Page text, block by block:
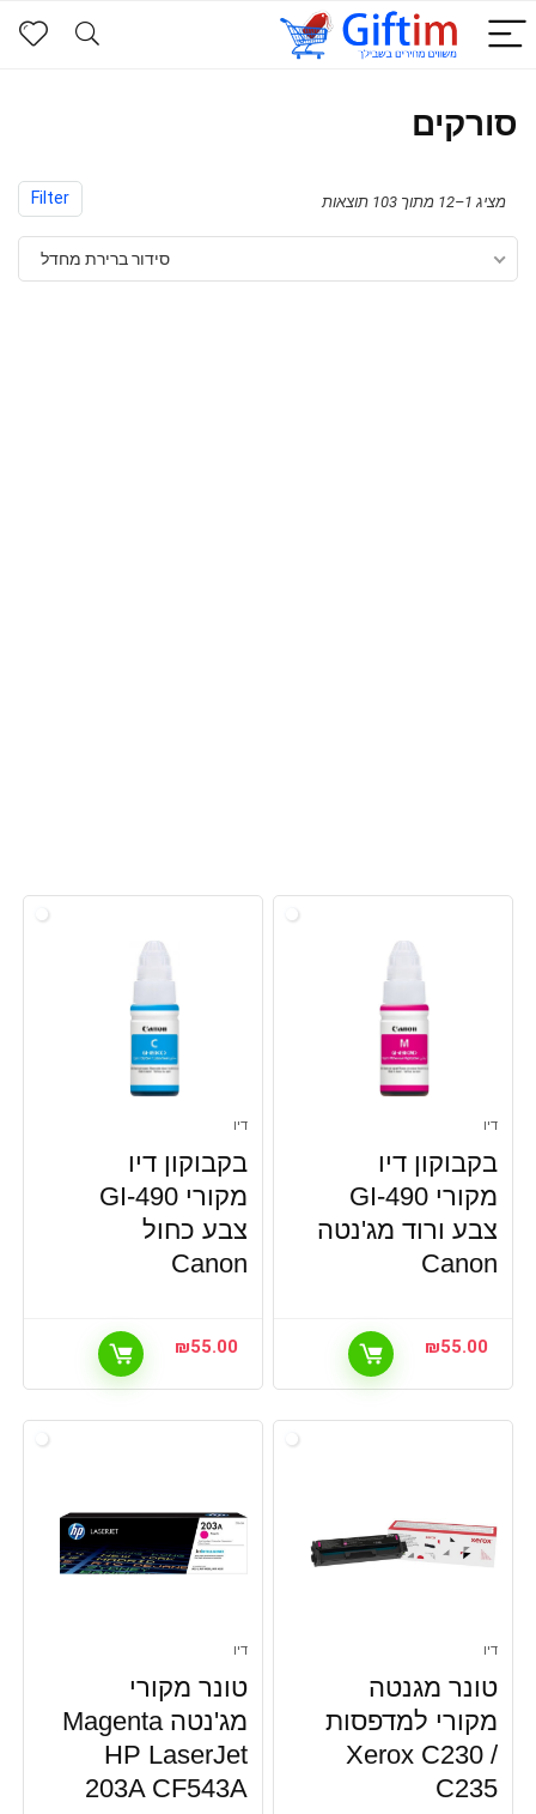
סורקים
Filter מציג 1–12 מתוך 103 תוצאות
סידור ברירת מחדל
דיו
בקבוקון דיו
מקורי GI-490
צבע ורוד מג'נטה
Canon
₪55.00
דיו
בקבוקון דיו
מקורי GI-490
צבע כחול
Canon
₪55.00
דיו
טונר מגנטה
מקורי למדפסות
Xerox C230 /
C235
דיו
טונר מקורי
מג'נטה Magenta
HP LaserJet
203A CF543A